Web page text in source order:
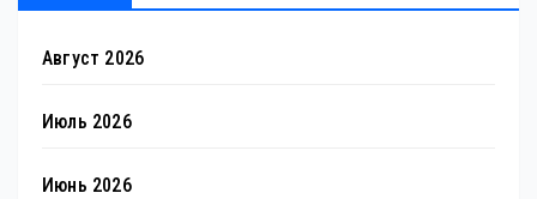
Август 2026
Июль 2026
Июнь 2026